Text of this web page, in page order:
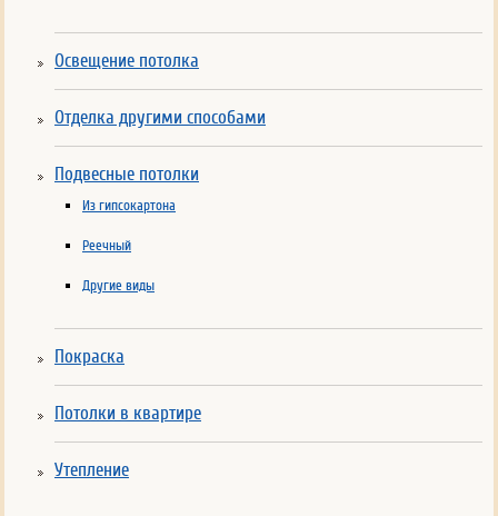
Освещение потолка
Отделка другими способами
Подвесные потолки
Из гипсокартона
Реечный
Другие виды
Покраска
Потолки в квартире
Утепление